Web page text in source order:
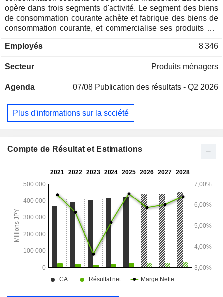
opère dans trois segments d'activité. Le segment des biens
de consommation courante achète et fabrique des biens de
consommation courante, et commercialise ses produits par
comprend également le commerce d'aliments pour animaux
segment des produits industriels commercialise des produits
segment International fabrique et vend des biens de
marchés étrangers. La société exerce également des
activités de conception, de construction et de maintenance
courtage et des services sociaux.
Employés 8 346
Secteur Produits ménagers
Agenda 07/08 Publication des résultats - Q2 2026
Plus d'informations sur la société
Compte de Résultat et Estimations